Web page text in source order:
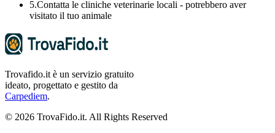
5.Contatta le cliniche veterinarie locali - potrebbero aver
visitato il tuo animale
Trovafido.it è un servizio gratuito
ideato, progettato e gestito da
Carpediem.
© 2026 TrovaFido.it. All Rights Reserved